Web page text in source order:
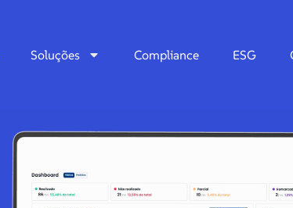
Soluções Compliance ESG